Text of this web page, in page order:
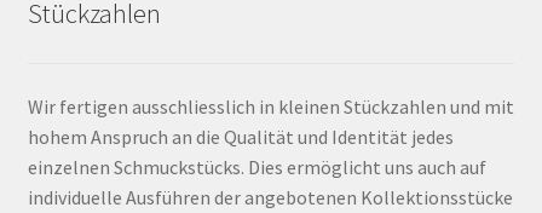
Stückzahlen
Wir fertigen ausschliesslich in kleinen Stückzahlen und mit
hohem Anspruch an die Qualität und Identität jedes
einzelnen Schmuckstücks. Dies ermöglicht uns auch auf
individuelle Ausführen der angebotenen Kollektionsstücke